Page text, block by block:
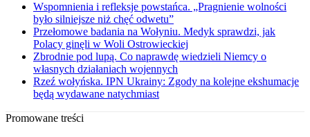
Wspomnienia i refleksje powstańca. „Pragnienie wolności
było silniejsze niż chęć odwetu”
Przełomowe badania na Wołyniu. Medyk sprawdzi, jak
Polacy ginęli w Woli Ostrowieckiej
Zbrodnie pod lupą. Co naprawdę wiedzieli Niemcy o
własnych działaniach wojennych
Rzeź wołyńska. IPN Ukrainy: Zgody na kolejne ekshumacje
będą wydawane natychmiast
Promowane treści